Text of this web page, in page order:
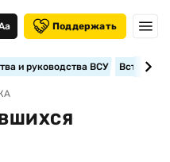
Поддержать
и руководства ВСУ